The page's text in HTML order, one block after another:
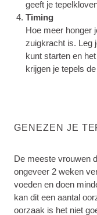
geeft je
Timing
Hoe meer honger
zuigkracht is. Leg
kunt starten en
krijgen je tepels
GENEZEN JE
De meeste vrouwen
ongeveer 2 weken
voeden en doen
kan dit een aantal
oorzaak is het niet